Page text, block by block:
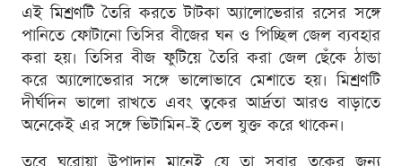
এই মিশ্রণটি তৈরি করতে টাটকা অ্যালোভেরার রসের সঙ্গে
পানিতে ফোটানো তিসির বীজের ঘন ও পিচ্ছিল জেল ব্যবহার
করা হয়। তিসির বীজ ফুটিয়ে তৈরি করা জেল ছেঁকে ঠান্ডা
করে অ্যালোভেরার সঙ্গে ভালোভাবে মেশাতে হয়। মিশ্রণটি
দীর্ঘদিন ভালো রাখতে এবং ত্বকের আর্দ্রতা আরও বাড়াতে
অনেকেই এর সঙ্গে ভিটামিন-ই তেল যুক্ত করে থাকেন।